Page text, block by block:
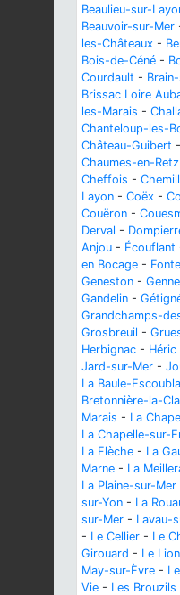
Beaulieu-sur-
Beauvoir-sur-Mer
les-Châteaux -
Bois-de-Céné -
Courdault -
Brissac Loire
les-Marais -
Chanteloup-les-
Château-Guibert -
Chaumes-en-Retz
Cheffois -
Layon - Coëx -
Couëron -
Derval -
Anjou - Écouflant
en Bocage -
Geneston -
Gandelin -
Grandchamps-
Grosbreuil -
Herbignac - Héric
Jard-sur-Mer -
La Baule-
Bretonnière-la-
Marais - La
La Chapelle-sur-
La Flèche - La
Marne - La
La Plaine-sur-Mer
sur-Yon - La
sur-Mer - Lavau-
- Le Cellier - Le
Girouard - Le
May-sur-Èvre -
Vie - Les Brouzils